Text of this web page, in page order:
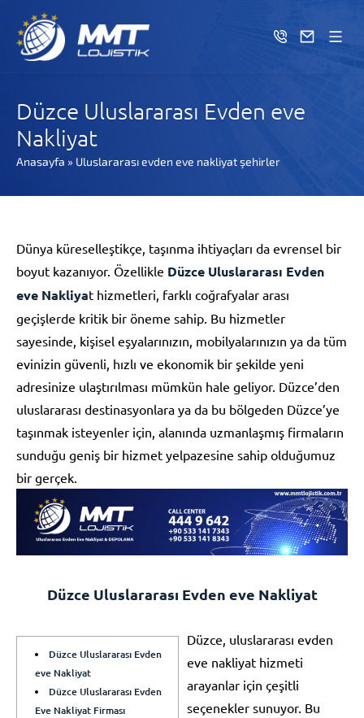
Düzce Uluslararası Evden eve
Nakliyat
Anasayfa » Uluslararası evden eve nakliyat şehirler
Dünya küreselleştikçe, taşınma ihtiyaçları da evrensel bir
boyut kazanıyor. Özellikle Düzce Uluslararası Evden
eve Nakliyat hizmetleri, farklı coğrafyalar arası
geçişlerde kritik bir öneme sahip. Bu hizmetler
sayesinde, kişisel eşyalarınızın, mobilyalarınızın ya da tüm
evinizin güvenli, hızlı ve ekonomik bir şekilde yeni
adresinize ulaştırılması mümkün hale geliyor. Düzce’den
uluslararası destinasyonlara ya da bu bölgeden Düzce’ye
taşınmak isteyenler için, alanında uzmanlaşmış firmaların
sunduğu geniş bir hizmet yelpazesine sahip olduğumuz
bir gerçek.
Düzce Uluslararası Evden eve Nakliyat
Düzce Uluslararası Evden
eve Nakliyat
Düzce Uluslararası Evden
Eve Nakliyat Firması
Düzce, uluslararası evden
eve nakliyat hizmeti
arayanlar için çeşitli
seçenekler sunuyor. Bu